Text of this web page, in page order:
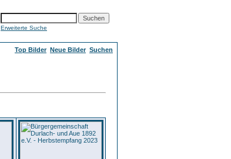
Erweiterte Suche
Top Bilder Neue Bilder Suchen